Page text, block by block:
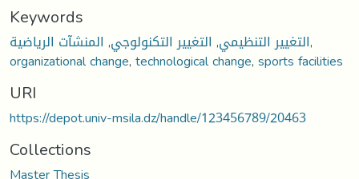
Keywords
التغيير التنظيمي, التغيير التكنولوجي, المنشآت الرياضية ,
organizational change,technological change,sports facilities
URI
https://depot.univ-msila.dz/handle/123456789/20463
Collections